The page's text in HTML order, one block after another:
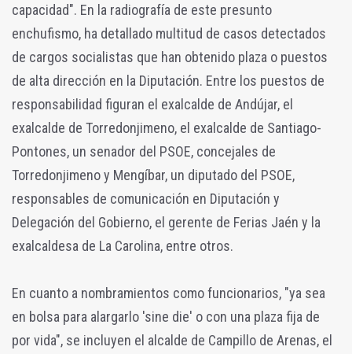
capacidad". En la radiografía de este presunto
enchufismo, ha detallado multitud de casos detectados
de cargos socialistas que han obtenido plaza o puestos
de alta dirección en la Diputación. Entre los puestos de
responsabilidad figuran el exalcalde de Andújar, el
exalcalde de Torredonjimeno, el exalcalde de Santiago-
Pontones, un senador del PSOE, concejales de
Torredonjimeno y Mengíbar, un diputado del PSOE,
responsables de comunicación en Diputación y
Delegación del Gobierno, el gerente de Ferias Jaén y la
exalcaldesa de La Carolina, entre otros.
En cuanto a nombramientos como funcionarios, "ya sea
en bolsa para alargarlo 'sine die' o con una plaza fija de
por vida", se incluyen el alcalde de Campillo de Arenas, el